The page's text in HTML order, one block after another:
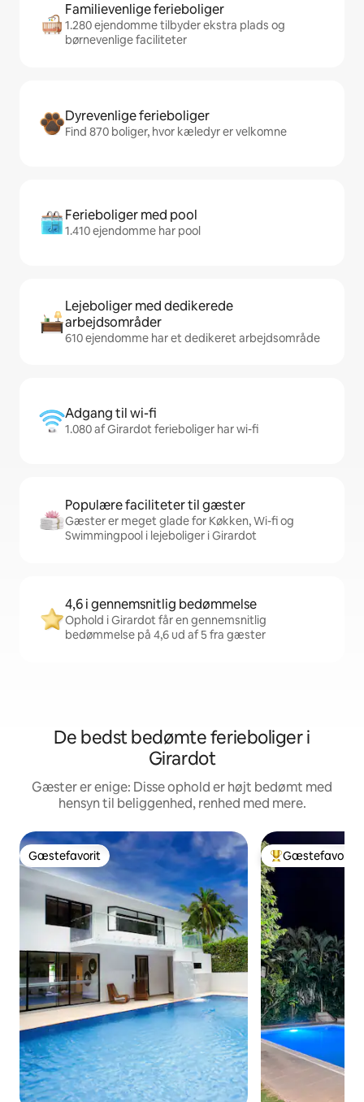
Familievenlige ferieboliger
1.280 ejendomme tilbyder ekstra plads og
børnevenlige faciliteter
Dyrevenlige ferieboliger
Find 870 boliger, hvor kæledyr er velkomne
Ferieboliger med pool
1.410 ejendomme har pool
Lejeboliger med dedikerede
arbejdsområder
610 ejendomme har et dedikeret arbejdsområde
Adgang til wi-fi
1.080 af Girardot ferieboliger har wi-fi
Populære faciliteter til gæster
Gæster er meget glade for Køkken, Wi-fi og
Swimmingpool i lejeboliger i Girardot
4,6 i gennemsnitlig bedømmelse
Ophold i Girardot får en gennemsnitlig
bedømmelse på 4,6 ud af 5 fra gæster
De bedst bedømte ferieboliger i
Girardot
Gæster er enige: Disse ophold er højt bedømt med
hensyn til beliggenhed, renhed med mere.
Gæstefavorit
Gæstefavorit Bedste
Gæstefavorit